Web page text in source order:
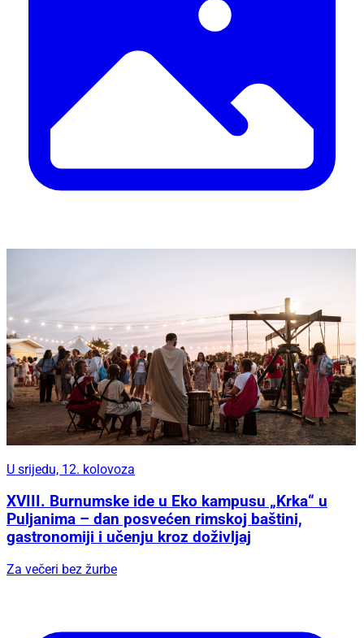
U srijedu, 12. kolovoza
XVIII. Burnumske ide u Eko kampusu „Krka“ u
Puljanima – dan posvećen rimskoj baštini,
gastronomiji i učenju kroz doživljaj
Za večeri bez žurbe